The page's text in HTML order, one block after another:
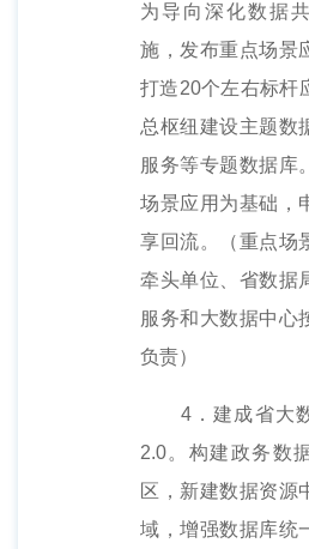
为导向深化数据
施，发布重点场景
打造20个左右标杆
总枢纽建设主题数
服务等专题数据库
场景应用为基础，
享回流。（重点场
牵头单位、省数据
服务和大数据中心
负责）
4．建成省大数
2.0。构建政务数
区，新建数据资源
域，增强数据库统